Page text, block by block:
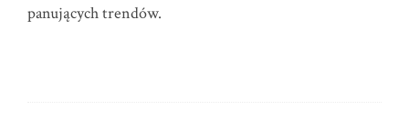
panujących trendów.